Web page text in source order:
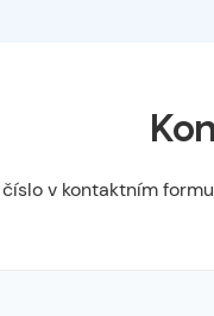
v kontaktním